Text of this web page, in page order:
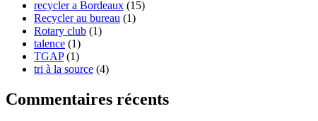
recycler a Bordeaux (15)
Recycler au bureau (1)
Rotary club (1)
talence (1)
TGAP(1)
tri à la source (4)
Commentaires récents